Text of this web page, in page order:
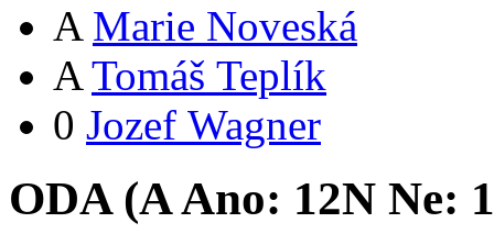
A Marie Noveská
A Tomáš Teplík
0 Jozef Wagner
ODA (AAno: 12N Ne: 1